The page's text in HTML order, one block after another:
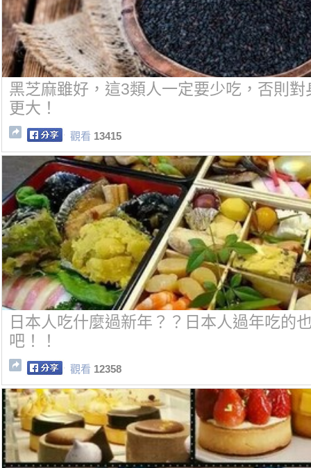
黑芝麻雖好，這3類人一定要少吃，否則對
更大！
觀看 13415
日本人吃什麼過新年？？日本人過年吃的
吧！！
觀看 12358